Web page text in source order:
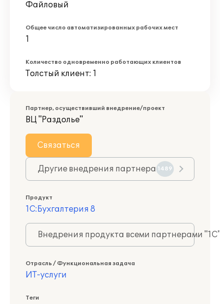
Файловый
Общее число автоматизированных рабочих мест
1
Количество одновременно работающих клиентов
Толстый клиент: 1
Партнер, осуществивший внедрение/проект
ВЦ "Раздолье"
Связаться
Другие внедрения партнера 1489
Продукт
1С:Бухгалтерия 8
Внедрения продукта всеми партнерами
Отрасль / Функциональная задача
ИТ-услуги
Теги